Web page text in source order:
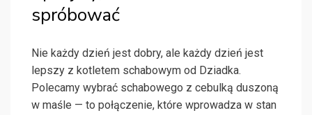
spróbować
Nie każdy dzień jest dobry, ale każdy dzień jest
lepszy z kotletem schabowym od Dziadka.
Polecamy wybrać schabowego z cebulką duszoną
w maśle — to połączenie, które wprowadza w stan